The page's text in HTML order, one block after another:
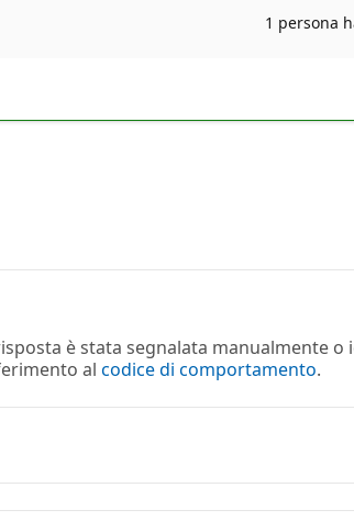
1 persona
è stata segnalata manualmente
al codice di comportamento.